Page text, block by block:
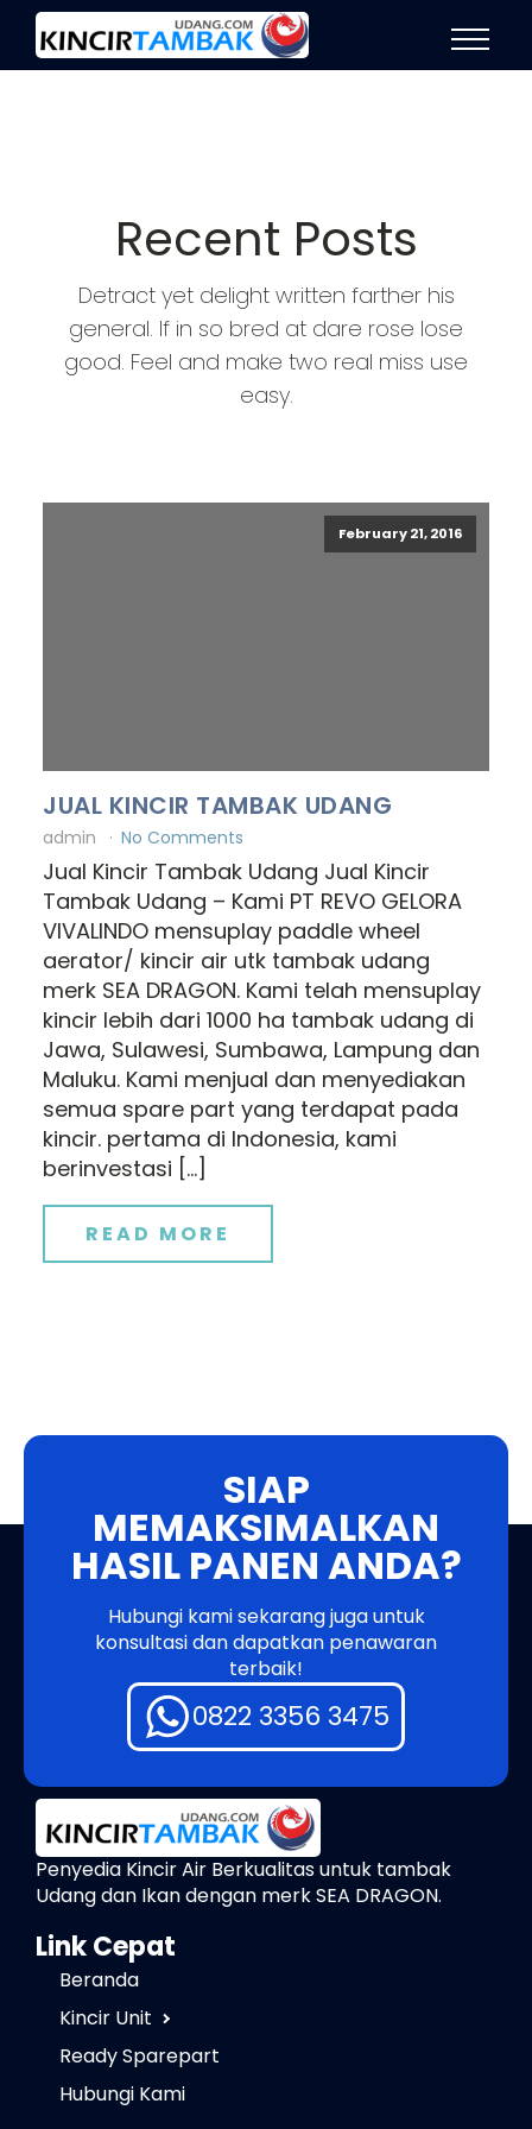
Recent Posts
Detract yet delight written farther his
general. If in so bred at dare rose lose
good. Feel and make two real miss use
easy.
February 21, 2016
JUAL KINCIR TAMBAK UDANG
admin No Comments
Jual Kincir Tambak Udang Jual Kincir
Tambak Udang – Kami PT REVO GELORA
VIVALINDO mensuplay paddle wheel
aerator/ kincir air utk tambak udang
merk SEA DRAGON. Kami telah mensuplay
kincir lebih dari 1000 ha tambak udang di
Jawa, Sulawesi, Sumbawa, Lampung dan
Maluku. Kami menjual dan menyediakan
semua spare part yang terdapat pada
kincir. pertama di Indonesia, kami
berinvestasi […]
READ MORE
SIAP
MEMAKSIMALKAN
HASIL PANEN ANDA?
Hubungi kami sekarang juga untuk
konsultasi dan dapatkan penawaran
terbaik!
0822 3356 3475
Penyedia Kincir Air Berkualitas untuk tambak
Udang dan Ikan dengan merk SEA DRAGON.
Link Cepat
Beranda
Kincir Unit
Ready Sparepart
Hubungi Kami